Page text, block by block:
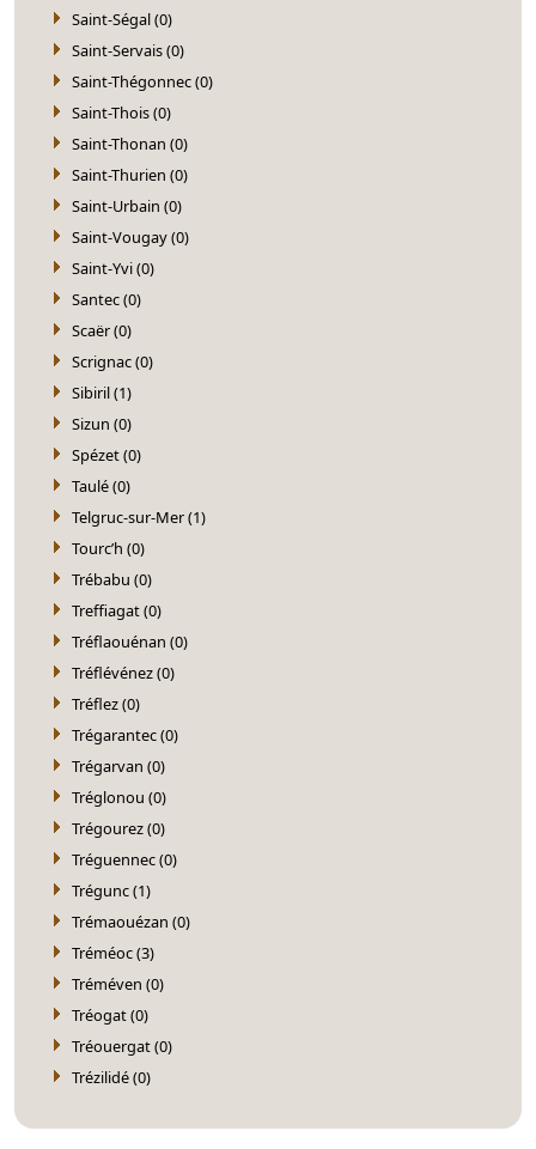
Saint-Ségal (0)
Saint-Servais (0)
Saint-Thégonnec (0)
Saint-Thois (0)
Saint-Thonan (0)
Saint-Thurien (0)
Saint-Urbain (0)
Saint-Vougay (0)
Saint-Yvi (0)
Santec (0)
Scaër (0)
Scrignac (0)
Sibiril (1)
Sizun (0)
Spézet (0)
Taulé (0)
Telgruc-sur-Mer (1)
Tourc’h (0)
Trébabu (0)
Treffiagat (0)
Tréflaouénan (0)
Tréflévénez (0)
Tréflez (0)
Trégarantec (0)
Trégarvan (0)
Tréglonou (0)
Trégourez (0)
Tréguennec (0)
Trégunc (1)
Trémaouézan (0)
Tréméoc (3)
Tréméven (0)
Tréogat (0)
Tréouergat (0)
Trézilidé (0)